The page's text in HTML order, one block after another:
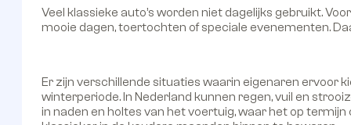
Veel klassieke auto’s worden niet dagelijks gebruikt.
mooie dagen, toertochten of speciale evenementen.
Er zijn verschillende situaties waarin eigenaren ervoor
winterperiode. In Nederland kunnen regen, vuil en
in naden en holtes van het voertuig, waar het op